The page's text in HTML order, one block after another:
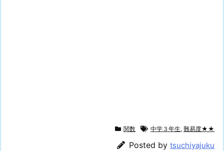
関数 中学３年生, 難易度★★
Posted by tsuchiyajuku